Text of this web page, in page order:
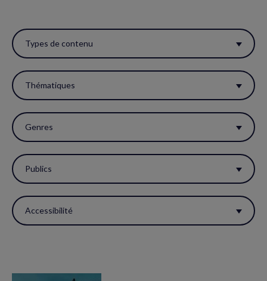
ces
filtres
pour
réactualiser
la
page.
Types de contenu
Thématiques
Genres
Publics
Accessibilité